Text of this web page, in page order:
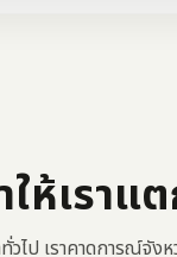
ห้เราแ
วไป เราคาดการณ์จัง